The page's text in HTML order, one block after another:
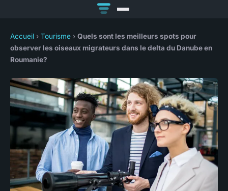
Accueil › Tourisme › Quels sont les meilleurs spots pour
observer les oiseaux migrateurs dans le delta du Danube en
Roumanie?